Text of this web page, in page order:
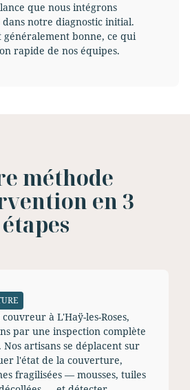
que nous intégrons
notre diagnostic initial.
généralement bonne, ce qui
rapide de nos équipes.
méthode
en 3
étapes
à L'Haÿ-les-Roses,
par une inspection complète
artisans se déplacent sur
l'état de la couverture,
fragilisées — mousses, tuiles